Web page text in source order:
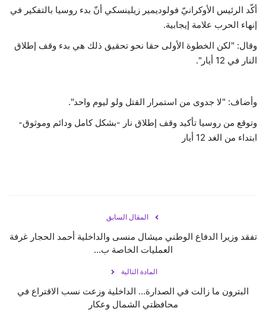
أكّد الرئيس الأوكرانيّ فولوديمير زيلينسكي أنّ بدء روسيا بالتفكير في
إنهاء الحرب علامة إيجابية.
وقال: "لكن الخطوة الأولى حقا نحو تحقيق ذلك هي بدء وقف إطلاق
النار في 12 أيار".
وأضاف: "لا جدوى من استمرار القتل ولو ليوم واحد".
وتوقع من روسيا تأكيد وقف إطلاق نار -بشكل كامل ودائم وموثوق-
ابتداء من الغد 12 أيار
المقال السابق
تفقد وزيرا الدفاع الوطني ميشال منسى والداخلية أحمد الحجار غرفة
العمليات الخاصة ب...
المادة التالية
البترون ما زالت في الصدارة… الداخلية وزعت نسب الاقتراع في
محافظتي الشمال وعكار